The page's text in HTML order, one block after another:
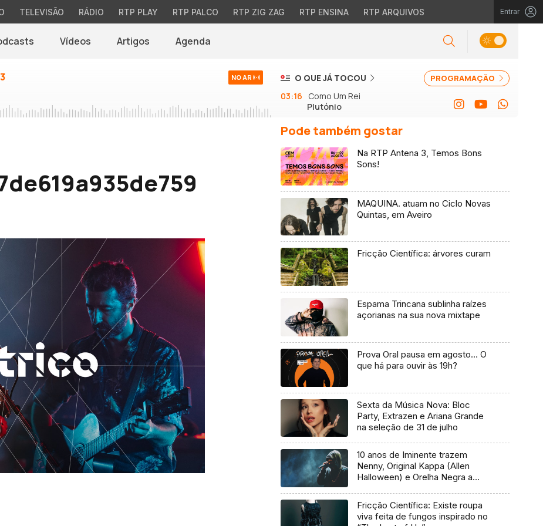
TELEVISÃO RÁDIO RTP PLAY RTP PALCO RTP ZIG ZAG RTP ENSINA RTP ARQUIVOS Entrar
Vídeos Artigos Agenda
NO AR PROGRAMAÇÃO
O QUE JÁ TOCOU
03:16
Como Um Rei
Plutónio
Pode também gostar
Na RTP Antena 3, Temos Bons
Sons!
MAQUINA. atuam no Ciclo Novas
Quintas, em Aveiro
Fricção Científica: árvores curam
Espama Trincana sublinha raízes
açorianas na sua nova mixtape
Prova Oral pausa em agosto… O
que há para ouvir às 19h?
Sexta da Música Nova: Bloc
Party, Extrazen e Ariana Grande
na seleção de 31 de julho
10 anos de Iminente trazem
Nenny, Original Kappa (Allen
Halloween) e Orelha Negra a
Fricção Científica: Existe roupa
viva feita de fungos inspirado no